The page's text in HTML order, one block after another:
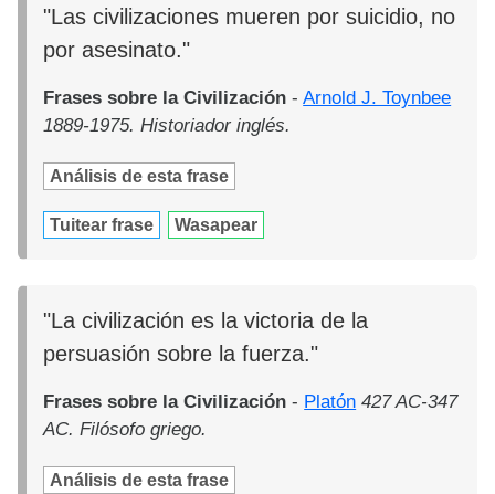
"Las civilizaciones mueren por suicidio, no
por asesinato."
Frases sobre la Civilización -Arnold J. Toynbee
1889-1975. Historiador inglés.
Análisis de esta frase
Tuitear frase Wasapear
"La civilización es la victoria de la
persuasión sobre la fuerza."
Frases sobre la Civilización - Platón 427 AC-347
AC. Filósofo griego.
Análisis de esta frase